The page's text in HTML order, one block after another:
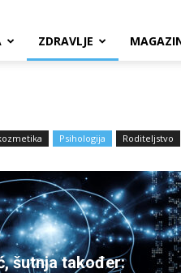
ZDRAVLJE
Psihologija Roditeljstvo
šutnja također: